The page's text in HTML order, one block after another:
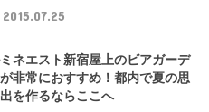
2015.07.25
ネエスト新宿屋上のビアガーデ
非常におすすめ！都内で夏の思
を作るならここへ